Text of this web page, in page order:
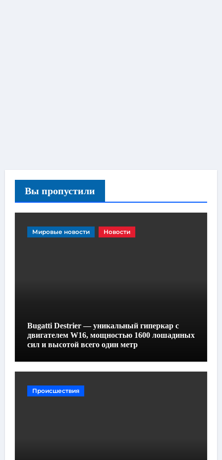
Вы пропустили
Мировые новости Новости
Bugatti Destrier — уникальный гиперкар с
двигателем W16, мощностью 1600 лошадиных
сил и высотой всего один метр
Происшествия